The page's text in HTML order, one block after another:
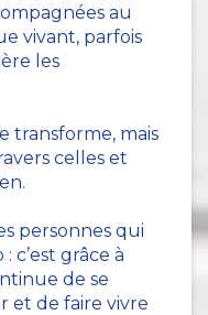
au
vivant, parfois
les
transforme, mais
celles et
personnes qui
c’est grâce à
de se
et de faire vivre